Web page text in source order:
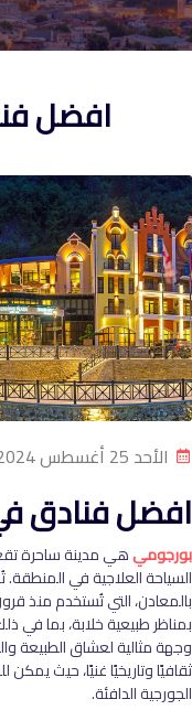
افضل
الأحد 25 أغسطس 2024
افضل فنادق
بورجوميهي مدينة ساحرة
السياحة العلاجية في
بالمعادن، التي تُستخدم منذ
بمناظر طبيعية خلابة، بما في
وجهة مثالية لعشاق الطبيعة
ثقافيًا وتاريخيًا غنيًا، حيث يمكن
الجورجية الدافئة.